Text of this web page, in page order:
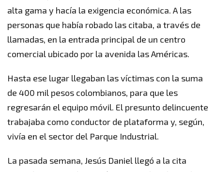
alta gama y hacía la exigencia económica. A las
personas que había robado las citaba, a través de
llamadas, en la entrada principal de un centro
comercial ubicado por la avenida las Américas.
Hasta ese lugar llegaban las víctimas con la suma
de 400 mil pesos colombianos, para que les
regresarán el equipo móvil. El presunto delincuente
trabajaba como conductor de plataforma y, según,
vivía en el sector del Parque Industrial.
La pasada semana, Jesús Daniel llegó a la cita